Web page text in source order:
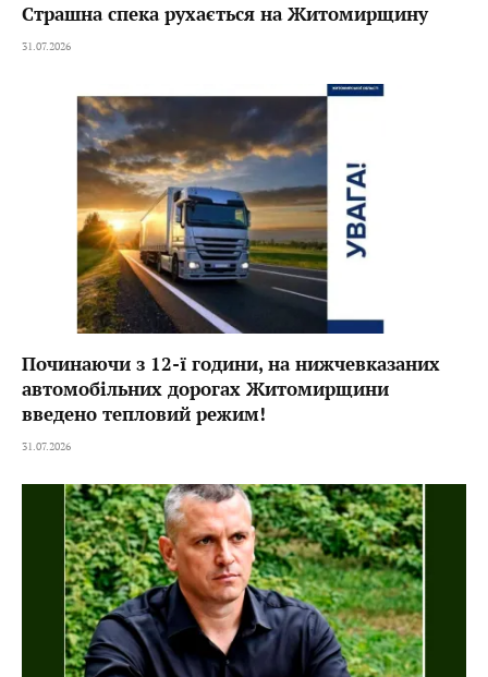
Страшна спека рухається на Житомирщину
31.07.2026
Починаючи з 12-ї години, на нижчевказаних
автомобільних дорогах Житомирщини
введено тепловий режим!
31.07.2026